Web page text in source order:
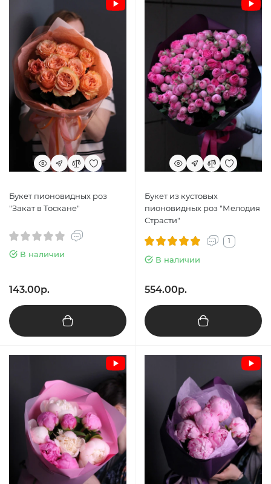
Букет пионовидных роз
"Закат в Тоскане"
В наличии
143.00р.
Букет из кустовых
пионовидных роз "Мелодия
Страсти"
1
В наличии
554.00р.